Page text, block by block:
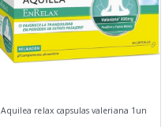
Aquilea relax capsulas valeriana 1un